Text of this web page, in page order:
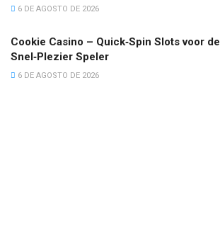
6 DE AGOSTO DE 2026
Cookie Casino – Quick‑Spin Slots voor de
Snel‑Plezier Speler
6 DE AGOSTO DE 2026